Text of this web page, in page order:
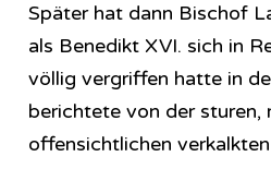
Später hat dann Bischof
als Benedikt XVI. sich in
völlig vergriffen hatte in
berichtete von der sturen,
offensichtlichen